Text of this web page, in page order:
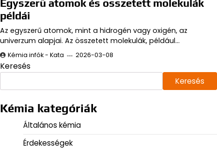
Egyszerű atomok és összetett molekulák
példái
Az egyszerű atomok, mint a hidrogén vagy oxigén, az
univerzum alapjai. Az összetett molekulák, például…
Kémia infók - Kata 2026-03-08
Keresés
Keresés
Kémia kategóriák
Általános kémia
Érdekességek